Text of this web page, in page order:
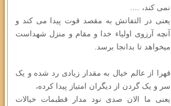
نمی کند، ....
یعنی در التفاتش به مقصد قوت پیدا می کند و
آنچه آرزوی اولیاء خدا و مقام و منزل شهداست
میخواهد تا بدانجا برسد.
قهرا از عالم خیال به مقدار زیادی رد شده و یک
سر و یک گردن از دیگران امتیاز پیدا کرده،
یعنی ما الان صدی نود مدار قطبمات خیالات